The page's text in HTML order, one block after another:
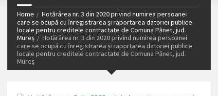
Home
Hotărârea nr. 3 din 2020 privind numirea persoanei
care se ocupă cu înregistrarea și raportarea datoriei publice
locale pentru creditele contractate de Comuna Pănet, jud.
Mureș
Hotărârea nr. 3 din 2020 privind numirea persoanei
care se ocupă cu înregistrarea și raportarea datoriei publice
locale pentru creditele contractate de Comuna Pănet, jud.
Mureș